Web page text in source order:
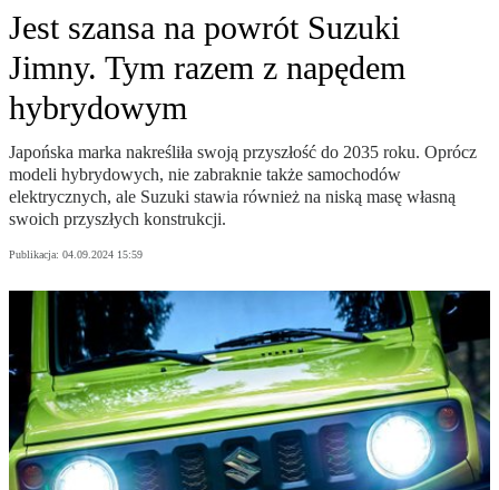
Jest szansa na powrót Suzuki
Jimny. Tym razem z napędem
hybrydowym
Japońska marka nakreśliła swoją przyszłość do 2035 roku. Oprócz
modeli hybrydowych, nie zabraknie także samochodów
elektrycznych, ale Suzuki stawia również na niską masę własną
swoich przyszłych konstrukcji.
Publikacja: 04.09.2024 15:59